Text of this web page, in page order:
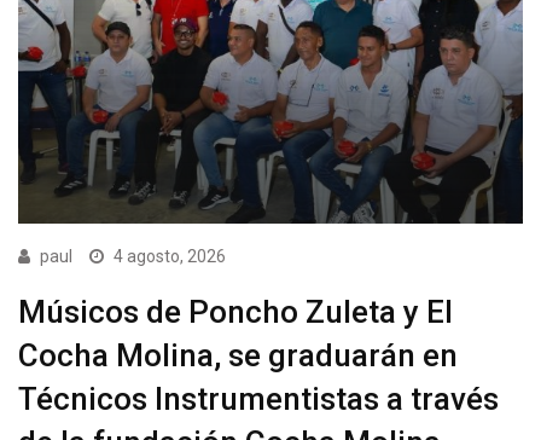
paul 4 agosto, 2026
Músicos de Poncho Zuleta y El
Cocha Molina, se graduarán en
Técnicos Instrumentistas a través